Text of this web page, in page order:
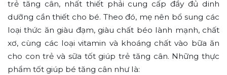
trẻ tăng cân, nhất thiết phải cung cấp đầy đủ dinh
dưỡng cần thiết cho bé. Theo đó, mẹ nên bổ sung các
loại thức ăn giàu đạm, giàu chất béo lành mạnh, chất
xơ, cùng các loại vitamin và khoáng chất vào bữa ăn
cho con trẻ và sữa tốt giúp trẻ tăng cân. Những thực
phẩm tốt giúp bé tăng cân như là: